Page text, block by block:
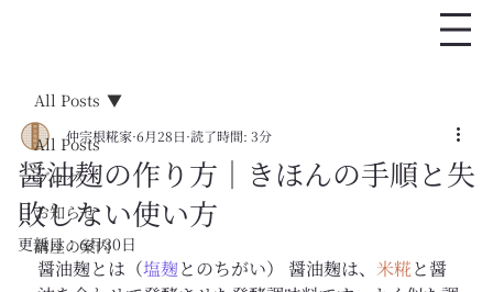
All Posts
ブログ
お知らせ
講座の案内
All Posts
醤油麹の作り方｜きほんの手順と失
敗しない使い方
仲宗根糀家 6月28日 読了時間: 3分
更新日：6月30日
醤油麹とは（塩麹とのちがい） 醤油麹は、米糀と醤